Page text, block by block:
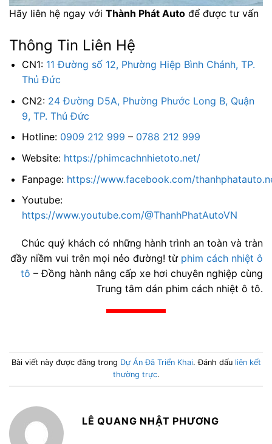
Hãy liên hệ ngay với Thành Phát Auto để được tư vấn
Thông Tin Liên Hệ
CN1: 11 Đường số 12, Phường Hiệp Bình Chánh, TP.
Thủ Đức
CN2: 24 Đường D5A, Phường Phước Long B, Quận
9, TP. Thủ Đức
Hotline: 0909 212 999 – 0788 212 999
Website: https://phimcachnhietoto.net/
Fanpage: https://www.facebook.com/
Youtube:
https://www.youtube.com/@ThanhPhatAutoVN
Chúc quý khách có những hành trình an toàn và tràn
đầy niềm vui trên mọi nẻo đường! từ phim cách nhiệt ô
tô – Đồng hành nâng cấp xe hơi chuyên nghiệp cùng
Trung tâm dán phim cách nhiệt ô tô.
Bài viết này được đăng trong Dự Án Đã Triển Khai. Đánh dấu liên kết
thường trực.
LÊ QUANG NHẬT PHƯƠNG